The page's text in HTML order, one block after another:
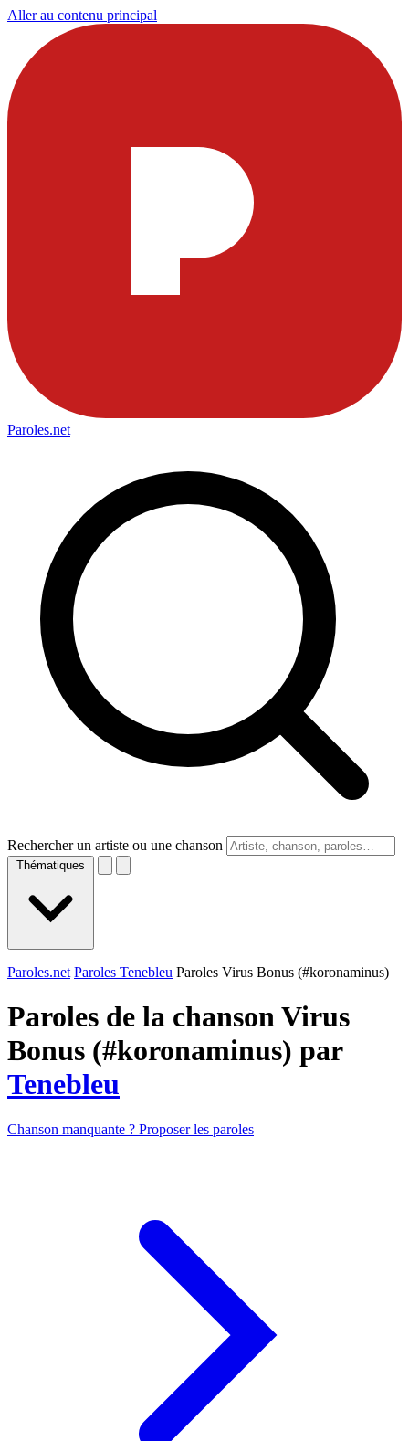
Aller au contenu principal
Paroles.net
Rechercher un artiste ou une chanson
Thématiques
Paroles.net Paroles Tenebleu Paroles Virus Bonus (#koronaminus)
Paroles de la chanson Virus
Bonus (#koronaminus) par
Tenebleu
Chanson manquante ? Proposer les paroles